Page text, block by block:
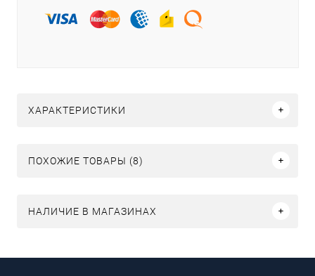
ХАРАКТЕРИСТИКИ
ПОХОЖИЕ ТОВАРЫ (8)
НАЛИЧИЕ В МАГАЗИНАХ